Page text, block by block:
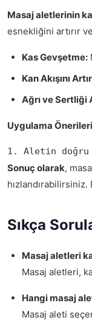
Masaj aletlerinin
esnekliğini artırır
Kas Gevşetme:
Kan Akışını
Ağrı ve Sertliği
Uygulama
1. Aletin doğru
Sonuç olarak,
Sıkça
Masaj aletleri
Masaj aletleri,
Hangi masaj
Masaj aleti